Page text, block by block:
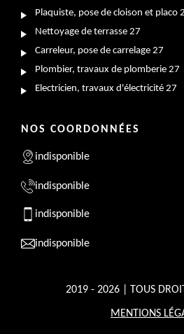
Plaquiste, pose de cloison et placo
Nettoyage de terrasse 27
Carreleur, pose de carrelage 27
Plombier, travaux de plomberie 27
Electricien, travaux d'électricité 27
NOS COORDONNÉES
indisponible
indisponible
indisponible
indisponible
2019 - 2026 | TOUS
MENTIONS